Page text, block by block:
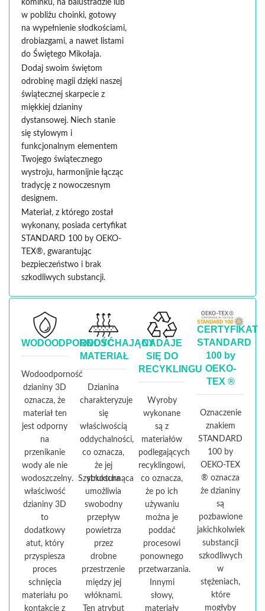
kominku, na balustradzie lub
w pobliżu choinki, gotowy
na wypełnienie słodkościami,
drobiazgami, a nawet listami
do Świętego Mikołaja.
Dodaj swoim świętom
odrobinę magii dzięki naszej
świątecznej skarpecie z
miękkiej dzianiny
dystansowej. Niech stanie
się stylowym i
funkcjonalnym elementem
Twojego świątecznego
wystroju, harmonijnie łącząc
tradycję z nowoczesnym
designem.
Materiał, z którego został
wykonany, posiada certyfikat
STANDARD 100 by OEKO-
TEX®, gwarantując
bezpieczeństwo i brak
szkodliwych substancji.
WODOODPORNOŚĆ
Wodoodporność
dzianiny 3D
oznacza, że
materiał ten
jest odporny
na
przenikanie
wody ale nie
wodoszczelny. Szybkoschnąca
właściwość
dzianiny 3D
to
dodatkowy
atut, który
przyspiesza
proces
schnięcia
materiału po
kontakcie z
ODDYCHAJĄCY
MATERIAŁ
Dzianina
charakteryzuje
się
właściwością
oddychalności,
co oznacza,
że jej
struktura
umożliwia
swobodny
przepływ
powietrza
przez
drobne
przestrzenie
między jej
włóknami.
Ten atrybut
NADAJE
SIĘ DO
RECYKLINGU
Wyroby
wykonane
są z
materiałów
podlegających
recyklingowi,
co oznacza,
że po ich
używaniu
można je
poddać
procesowi
ponownego
przetwarzania.
Innymi
słowy,
materiały
CERTYFIKAT
STANDARD
100 by
OEKO-
TEX ®
Oznaczenie
znakiem
STANDARD
100 by
OEKO-TEX
® oznacza
że dzianiny
są
pozbawione
jakichkolwiek
substancji
szkodliwych
w
stężeniach,
które
mogłyby